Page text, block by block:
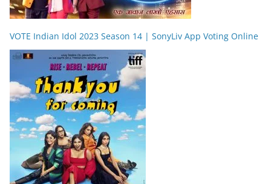
VOTE Indian Idol 2023 Season 14 | SonyLiv App Voting Online